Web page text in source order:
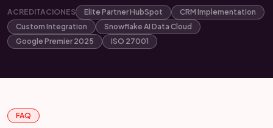
ACREDITACIONES Elite Partner HubSpot
CRM Implementation
Custom Integration
Snowflake AI Data Cloud
Google Premier 2025
ISO 27001
FAQ